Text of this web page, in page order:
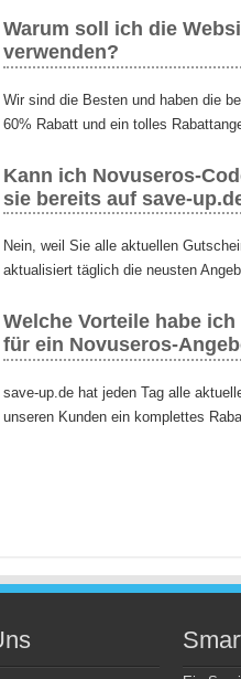
Warum soll ich die
verwenden?
Wir sind die Besten und haben die
60% Rabatt und ein tolles
Kann ich Novuseros-
sie bereits auf save-
Nein, weil Sie alle aktuellen
aktualisiert täglich die neusten
Welche Vorteile habe
für ein Novuseros-
save-up.de hat jeden Tag alle
unseren Kunden ein komplettes